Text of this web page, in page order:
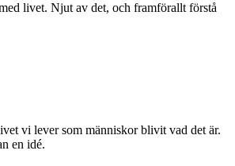
livet. Njut av det, och framförallt förstå
vi lever som människor blivit vad det är.
en idé.